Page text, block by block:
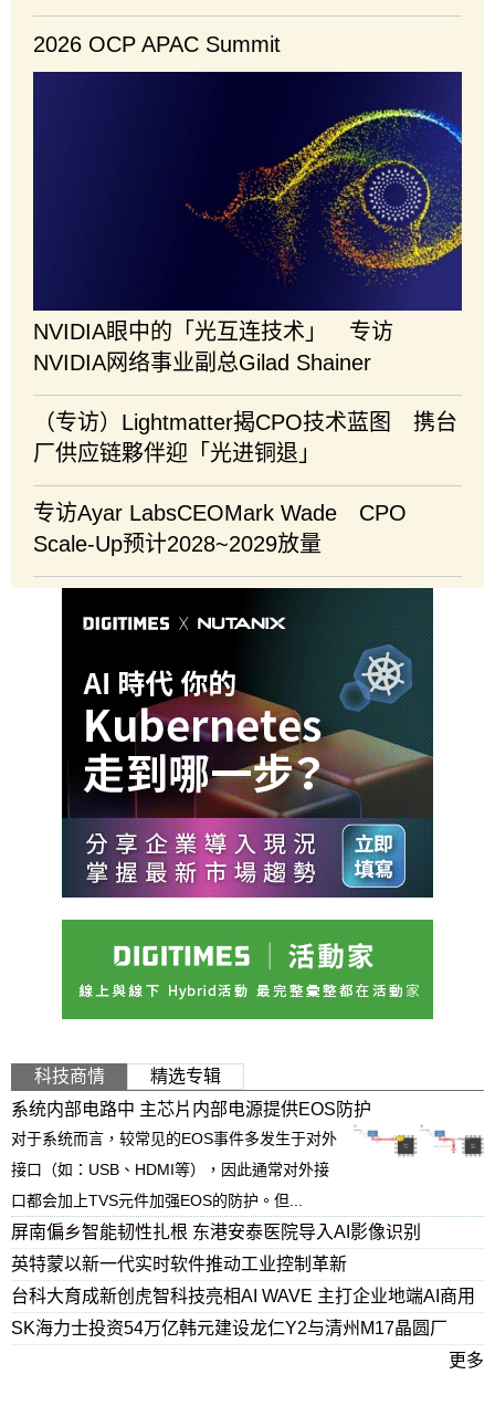
2026 OCP APAC Summit
NVIDIA眼中的「光互连技术」 专访
NVIDIA网络事业副总Gilad Shainer
（专访）Lightmatter揭CPO技术蓝图 携台
厂供应链夥伴迎「光进铜退」
专访Ayar LabsCEOMark Wade CPO
Scale-Up预计2028~2029放量
科技商情
精选专辑
系统内部电路中 主芯片内部电源提供EOS防护
对于系统而言，较常见的EOS事件多发生于对外
接口（如：USB、HDMI等），因此通常对外接
口都会加上TVS元件加强EOS的防护。但...
屏南偏乡智能韧性扎根 东港安泰医院导入AI影像识别
英特蒙以新一代实时软件推动工业控制革新
台科大育成新创虎智科技亮相AI WAVE 主打企业地端AI商用
SK海力士投资54万亿韩元建设龙仁Y2与清州M17晶圆厂
更多